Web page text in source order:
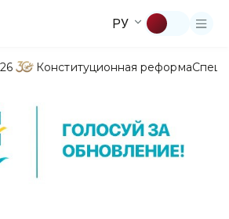
РУ
Конституционная реформа